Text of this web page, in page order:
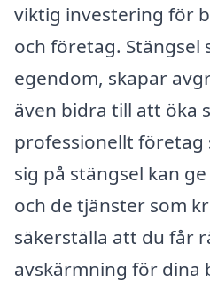
viktig investering för
och företag. Stängsel
egendom, skapar
även bidra till att öka
professionellt företag
sig på stängsel kan
och de tjänster som
säkerställa att du får
avskärmning för dina